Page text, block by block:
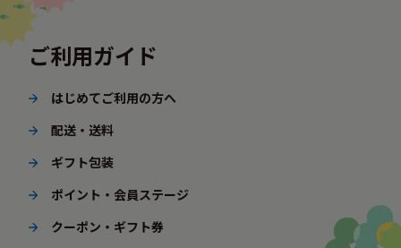
ご利用ガイド
はじめてご利用の方へ
配送・送料
ギフト包装
ポイント・会員ステージ
クーポン・ギフト券